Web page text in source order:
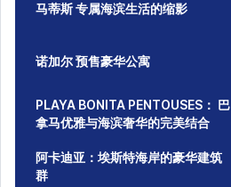
马蒂斯 专属海滨生活的缩影
诺加尔 预售豪华公寓
PLAYA BONITA PENTOUSES： 巴
拿马优雅与海滨奢华的完美结合
阿卡迪亚：埃斯特海岸的豪华建筑
群